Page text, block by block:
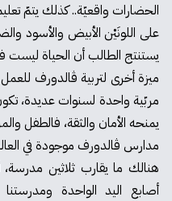
الحضارات واقعيّة.. كذلك يتمّ
على اللونَيْن الأبيض والأسود
يستنتج الطالب أن الحياة ليست
ميزة أخرى لتربية ڤالدورف
مربّية واحدة لسنوات عديدة،
يمنحه الأمان والثقة، فالطفل
هنالك ما يقارب ثلاثين مدرسة،
أصابع اليد الواحدة